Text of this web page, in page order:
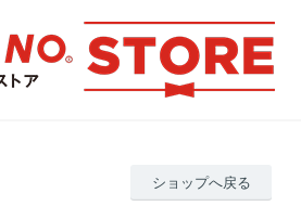
ショップへ戻る